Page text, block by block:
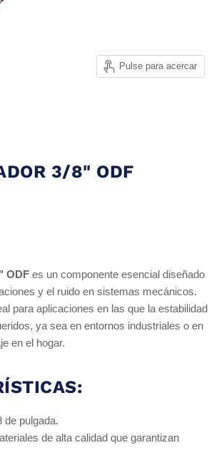
Pulse para acercar
3/8" ODF
ODF es un componente esencial diseñado
y el ruido en sistemas mecánicos.
para aplicaciones en las que la estabilidad
ya sea en entornos industriales o en
en el hogar.
de pulgada.
de alta calidad que garantizan